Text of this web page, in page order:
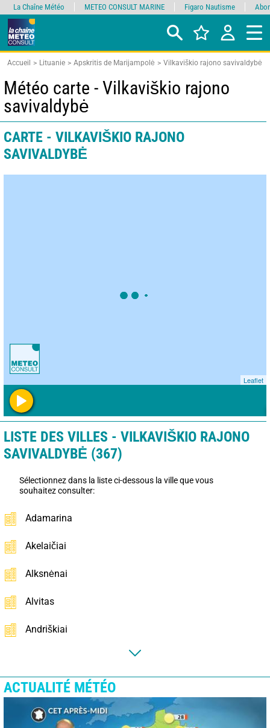
Accueil Lituanie Apskritis de Marijampolė Vilkaviškio rajono savivaldybė
Météo carte - Vilkaviškio rajono
savivaldybė
CARTE - VILKAVIŠKIO RAJONO
SAVIVALDYBĖ
Leaflet
LISTE DES VILLES - VILKAVIŠKIO RAJONO
SAVIVALDYBĖ (367)
Sélectionnez dans la liste ci-dessous la ville que vous
souhaitez consulter:
Adamarina
Akelaičiai
Alksnėnai
Alvitas
Andriškiai
ACTUALITÉ MÉTÉO
La Chaîne Météo METEO CONSULT MARINE Figaro Nautisme